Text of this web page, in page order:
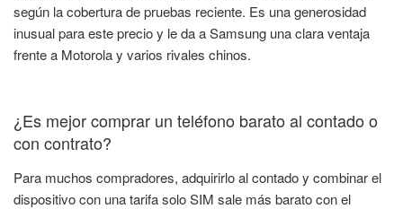
según la cobertura de pruebas reciente. Es una generosidad
inusual para este precio y le da a Samsung una clara ventaja
frente a Motorola y varios rivales chinos.
¿Es mejor comprar un teléfono barato al contado o
con contrato?
Para muchos compradores, adquirirlo al contado y combinar el
dispositivo con una tarifa solo SIM sale más barato con el